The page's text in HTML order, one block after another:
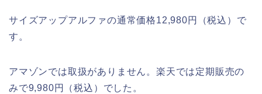
サイズアップアルファの通常価格12,980円（税込）で
す。
アマゾンでは取扱がありません。楽天では定期販売の
みで9,980円（税込）でした。